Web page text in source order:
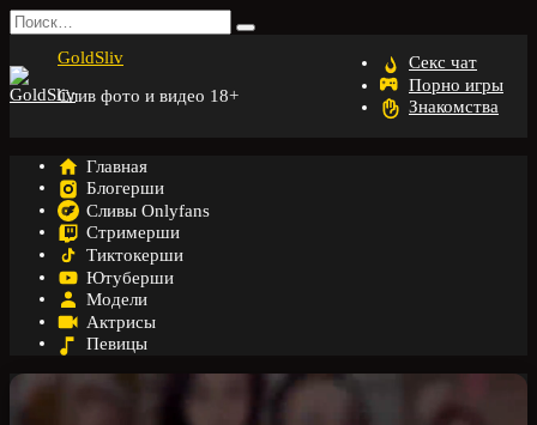
Перейти
к
содержанию
Search
for:
GoldSliv
Слив фото и видео 18+
Секс чат
Порно игры
Знакомства
Главная
Блогерши
Сливы Onlyfans
Стримерши
Тиктокерши
Ютуберши
Модели
Актрисы
Певицы